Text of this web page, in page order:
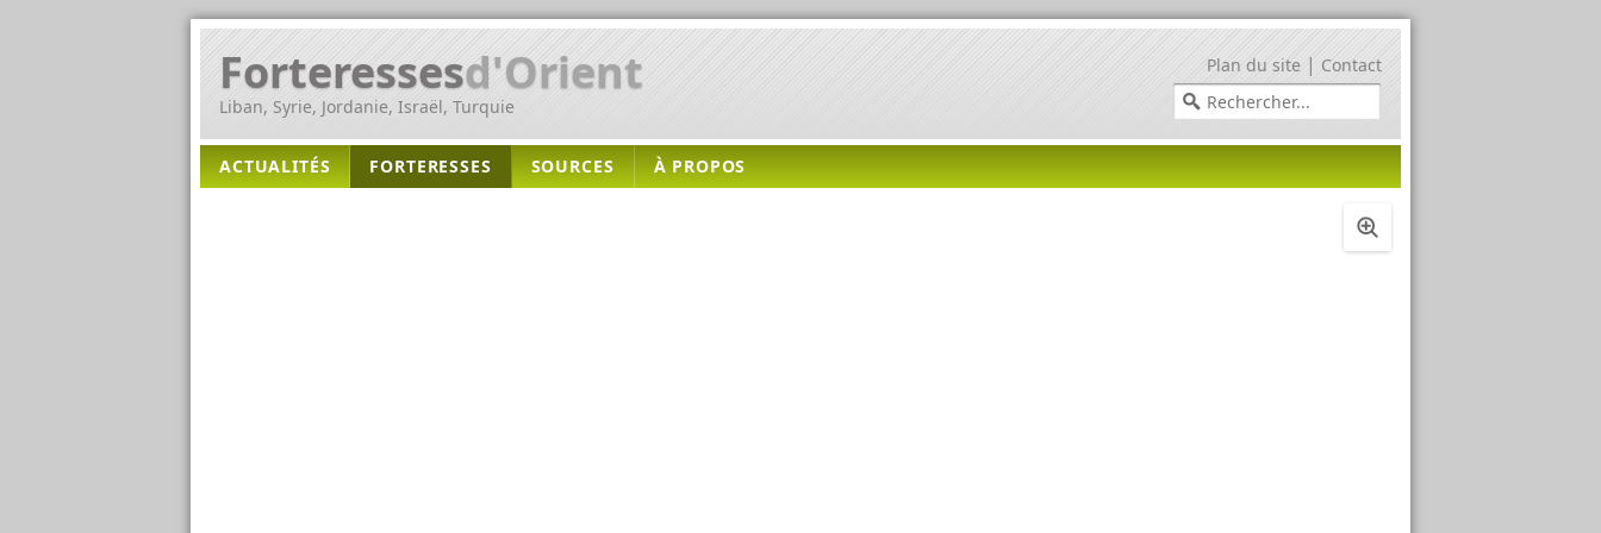
Forteressesd'Orient
Liban, Syrie, Jordanie, Israël, Turquie
Plan du site | Contact
ACTUALITÉS FORTERESSES SOURCES À PROPOS